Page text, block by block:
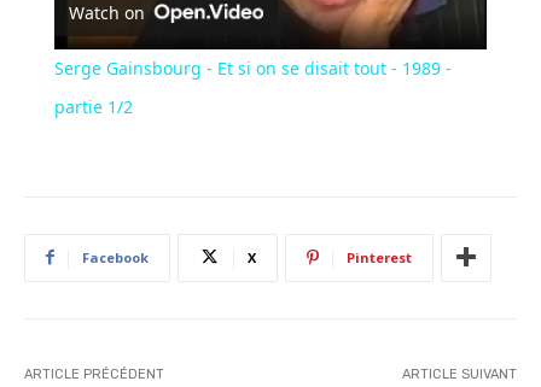
Video
Watch on
Serge Gainsbourg - Et si on se disait tout - 1989 -
partie 1/2
Facebook X Pinterest
ARTICLE PRÉCÉDENT ARTICLE SUIVANT